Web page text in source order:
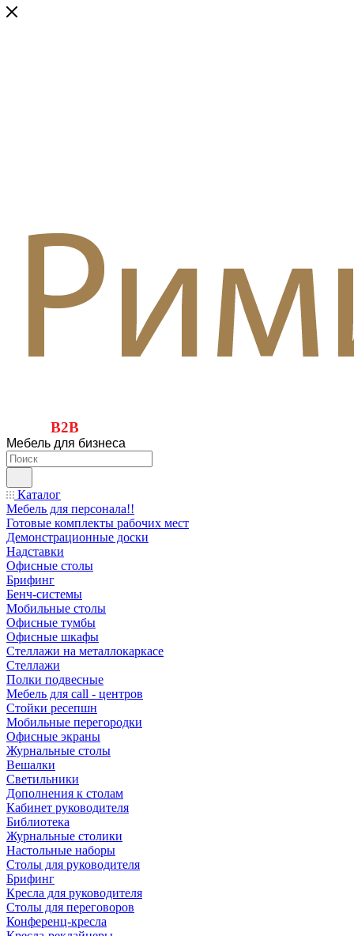
B2B
Мебель для бизнеса
Каталог
Мебель для персонала!!
Готовые комплекты рабочих мест
Демонстрационные доски
Надставки
Офисные столы
Брифинг
Бенч-системы
Мобильные столы
Офисные тумбы
Офисные шкафы
Стеллажи на металлокаркасе
Стеллажи
Полки подвесные
Мебель для call - центров
Стойки ресепшн
Мобильные перегородки
Офисные экраны
Журнальные столы
Вешалки
Светильники
Дополнения к столам
Кабинет руководителя
Библиотека
Журнальные столики
Настольные наборы
Столы для руководителя
Брифинг
Кресла для руководителя
Столы для переговоров
Конференц-кресла